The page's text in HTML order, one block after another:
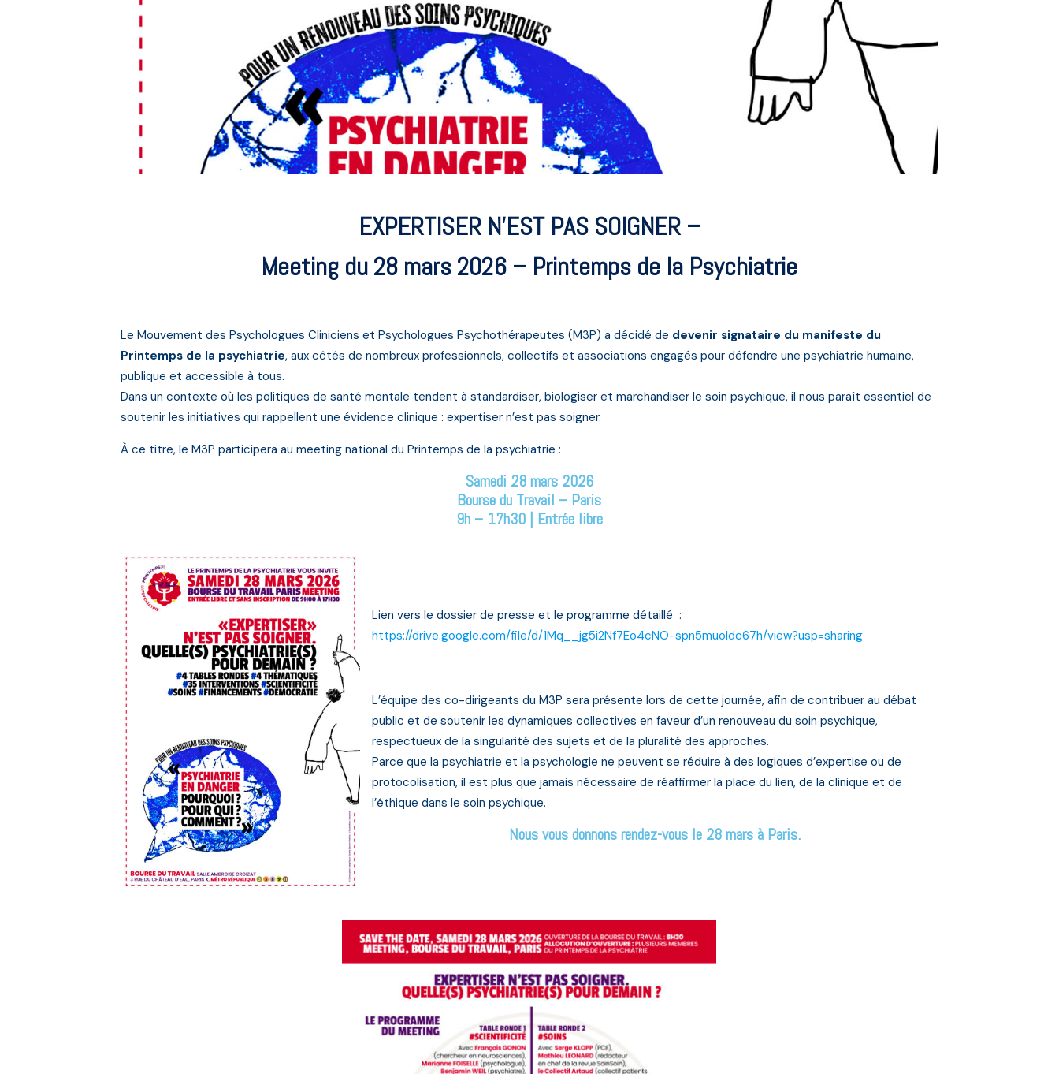
EXPERTISER N’EST PAS SOIGNER –
Meeting du 28 mars 2026 – Printemps de la Psychiatrie
Le Mouvement des Psychologues Cliniciens et Psychologues Psychothérapeutes (M3P) a décidé de devenir signataire du manifeste du
Printemps de la psychiatrie, aux côtés de nombreux professionnels, collectifs et associations engagés pour défendre une psychiatrie humaine,
publique et accessible à tous.
Dans un contexte où les politiques de santé mentale tendent à standardiser, biologiser et marchandiser le soin psychique, il nous paraît essentiel de
soutenir les initiatives qui rappellent une évidence clinique : expertiser n’est pas soigner.
À ce titre, le M3P participera au meeting national du Printemps de la psychiatrie :
Samedi 28 mars 2026
Bourse du Travail – Paris
9h – 17h30 | Entrée libre
Lien vers le dossier de presse et le programme détaillé :
https://drive.google.com/file/d/1Mq__jg5i2Nf7Eo4cNO-spn5muoldc67h/view?usp=sharing
L’équipe des co-dirigeants du M3P sera présente lors de cette journée, afin de contribuer au débat
public et de soutenir les dynamiques collectives en faveur d’un renouveau du soin psychique,
respectueux de la singularité des sujets et de la pluralité des approches.
Parce que la psychiatrie et la psychologie ne peuvent se réduire à des logiques d’expertise ou de
protocolisation, il est plus que jamais nécessaire de réaffirmer la place du lien, de la clinique et de
l’éthique dans le soin psychique.
Nous vous donnons rendez-vous le 28 mars à Paris.